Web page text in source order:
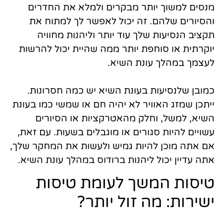
מנסים למשוך יותר מבקרים ולמלא את החדרים
והסיורים שלהם. זה יכול לאפשר לך למתוח את
תקציב הנסיעות שלך עוד יותר וליהנות מחוויה
יוקרתית או סוחפת יותר ממה שהיית יכול להרשות
לעצמך במהלך עונת השיא.
כמובן שלנסיעות בעונת השיא יש כמה חסרונות.
ייתכן שמזג האוויר לא יהיה חם או שמשי כמו בעונת
השיא, למשל, וחלק מהאטרקציות או הסיורים
עשויים להיות סגורים או מוגבלים בשעות. עם זאת,
אם אתה מוכן להיות גמיש ולעשות את המחקר שלך,
אתה עדיין יכול ליהנות ברודוס במהלך עונת השיא.
טיסות המשך לעומת טיסות
ישירות: מה זול יותר?